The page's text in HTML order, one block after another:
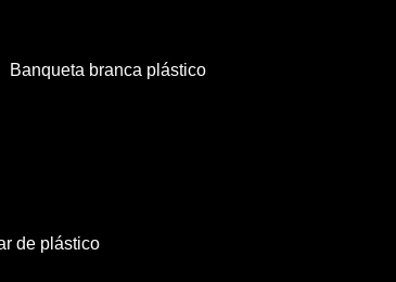
banqueta branca plástico
de plástico